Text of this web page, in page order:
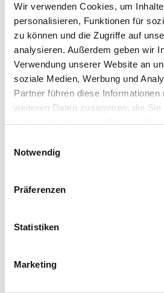
Wir verwenden Cookies, um
personalisieren, Funktionen für
zu können und die Zugriffe auf
analysieren. Außerdem geben wir
Verwendung unserer Website an
soziale Medien, Werbung und
Partner führen diese
weiteren Daten zusammen, die Sie
haben oder die sie im Rahmen
Notwendig
Präferenzen
Statistiken
Marketing
Breite in centimeter
Gebinde
Plattenstärke